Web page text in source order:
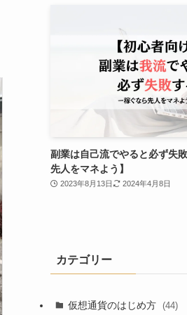
副業は自己流でやると必ず失
先人をマネよう】
2023年8月13日 2024年4月8日
カテゴリー
仮想通貨のはじめ方 (44)